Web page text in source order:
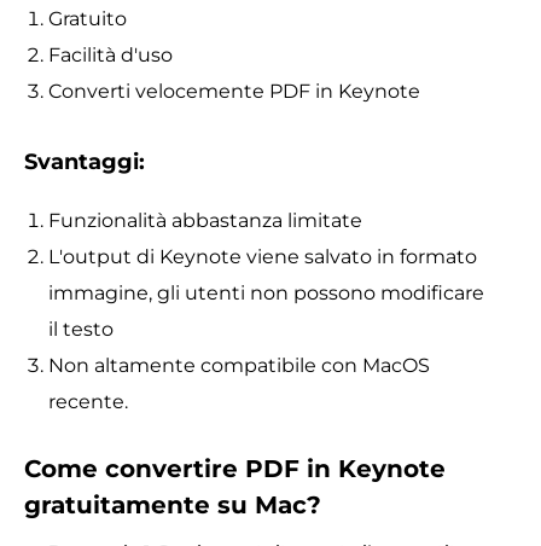
Gratuito
Facilità d'uso
Converti velocemente PDF in Keynote
Svantaggi:
Funzionalità abbastanza limitate
L'output di Keynote viene salvato in formato
immagine, gli utenti non possono modificare
il testo
Non altamente compatibile con MacOS
recente.
Come convertire PDF in Keynote
gratuitamente su Mac?